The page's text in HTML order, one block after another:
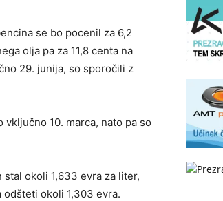
se bo pocenil za 6,2
olja pa za 11,8 centa na
29. junija, so sporočili z
10. marca, nato pa so
okoli 1,633 evra za liter,
odšteti okoli 1,303 evra.